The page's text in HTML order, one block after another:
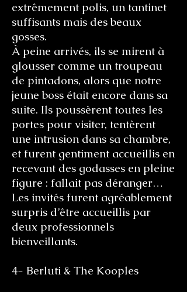
extrêmement polis, un tantinet
suffisants mais des beaux
gosses.
À peine arrivés, ils se mirent à
glousser comme un troupeau
de pintadons, alors que notre
jeune boss était encore dans sa
suite. Ils poussèrent toutes les
portes pour visiter, tentèrent
une intrusion dans sa chambre,
et furent gentiment accueillis en
recevant des godasses en pleine
figure : fallait pas déranger…
Les invités furent agréablement
surpris d’être accueillis par
deux professionnels
bienveillants.
4- Berluti & The Kooples